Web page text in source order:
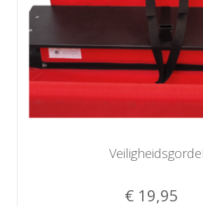
Veiligheidsgordel
€ 19,95